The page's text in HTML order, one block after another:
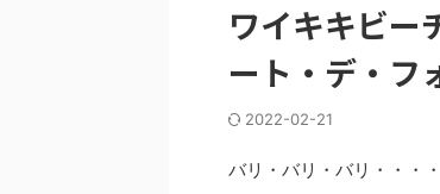
ワイキキビー
ート・デ・フ
2022-02-21
バリ・バリ・バリ・・・